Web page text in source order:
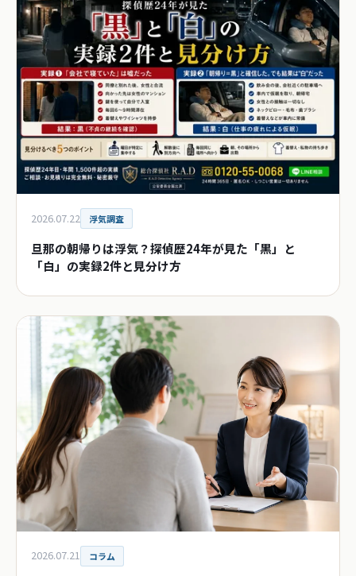
2026.07.22 浮気調査
旦那の朝帰りは浮気？探偵歴24年が見た「黒」と
「白」の実録2件と見分け方
2026.07.21 コラム